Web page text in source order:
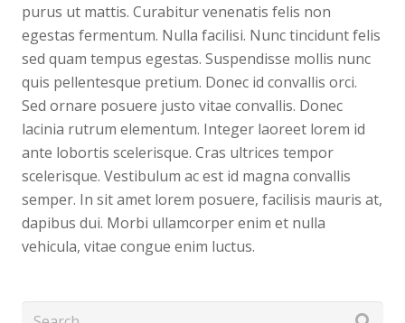
purus ut mattis. Curabitur venenatis felis non
egestas fermentum. Nulla facilisi. Nunc tincidunt felis
sed quam tempus egestas. Suspendisse mollis nunc
quis pellentesque pretium. Donec id convallis orci.
Sed ornare posuere justo vitae convallis. Donec
lacinia rutrum elementum. Integer laoreet lorem id
ante lobortis scelerisque. Cras ultrices tempor
scelerisque. Vestibulum ac est id magna convallis
semper. In sit amet lorem posuere, facilisis mauris at,
dapibus dui. Morbi ullamcorper enim et nulla
vehicula, vitae congue enim luctus.